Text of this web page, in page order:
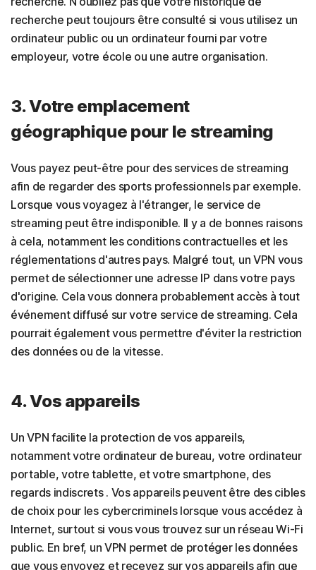
recherche peut toujours être consulté si vous utilisez un
ordinateur public ou un ordinateur fourni par votre
employeur, votre école ou une autre organisation.
3. Votre emplacement
géographique pour le streaming
Vous payez peut-être pour des services de streaming
afin de regarder des sports professionnels par exemple.
Lorsque vous voyagez à l'étranger, le service de
streaming peut être indisponible. Il y a de bonnes raisons
à cela, notamment les conditions contractuelles et les
réglementations d'autres pays. Malgré tout, un VPN vous
permet de sélectionner une adresse IP dans votre pays
d'origine. Cela vous donnera probablement accès à tout
événement diffusé sur votre service de streaming. Cela
pourrait également vous permettre d'éviter la restriction
des données ou de la vitesse.
4. Vos appareils
Un VPN facilite la protection de vos appareils,
notamment votre ordinateur de bureau, votre ordinateur
portable, votre tablette, et votre smartphone, des
regards indiscrets . Vos appareils peuvent être des cibles
de choix pour les cybercriminels lorsque vous accédez à
Internet, surtout si vous vous trouvez sur un réseau Wi-Fi
public. En bref, un VPN permet de protéger les données
que vous envoyez et recevez sur vos appareils afin que